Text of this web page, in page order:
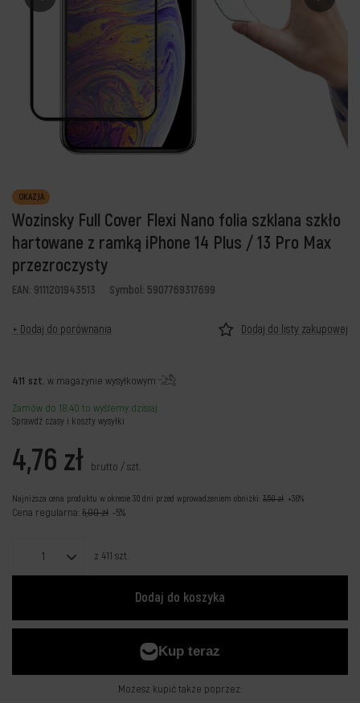
OKAZJA
Wozinsky Full Cover Flexi Nano folia szklana szkło
hartowane z ramką iPhone 14 Plus / 13 Pro Max
przezroczysty
EAN: 9111201943513 Symbol: 5907769317699
+ Dodaj do porównania Dodaj do listy zakupowej
411 szt. w magazynie wysyłkowym
Zamów do 18:40 to wyślemy dzisiaj
Sprawdź czasy i koszty wysyłki
4,76 zł brutto /szt.
Najniższa cena produktu w okresie 30 dni przed wprowadzeniem obniżki: 3,50 zł +36%
Cena regularna:5,00 zł -5%
z 411 szt.
Dodaj do koszyka
Możesz kupić także poprzez: